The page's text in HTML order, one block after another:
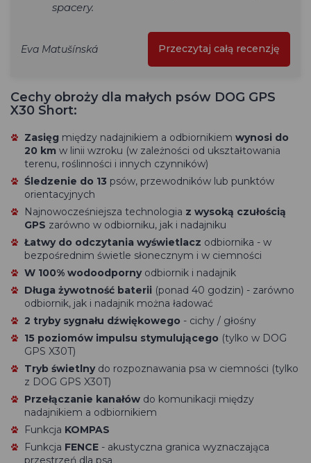
spacery.
Eva Matušínská Przeczytaj całą recenzję
Cechy obroży dla małych psów DOG GPS
X30 Short:
Zasięg między nadajnikiem a odbiornikiem wynosi do
20 km w linii wzroku (w zależności od ukształtowania
terenu, roślinności i innych czynników)
Śledzenie do 13 psów, przewodników lub punktów
orientacyjnych
Najnowocześniejsza technologia z wysoką czułością
GPS zarówno w odbiorniku, jak i nadajniku
Łatwy do odczytania wyświetlacz odbiornika - w
bezpośrednim świetle słonecznym i w ciemności
W 100% wodoodpornyodbiornik i nadajnik
Długa żywotność baterii (ponad 40 godzin) - zarówno
odbiornik, jak i nadajnik można ładować
2 tryby sygnału dźwiękowego - cichy / głośny
15 poziomów impulsu stymulującego (tylko w DOG
GPS X30T)
Tryb świetlny do rozpoznawania psa w ciemności (tylko
z DOG GPS X30T)
Przełączanie kanałów do komunikacji między
nadajnikiem a odbiornikiem
Funkcja KOMPAS
Funkcja FENCE - akustyczna granica wyznaczająca
przestrzeń dla psa